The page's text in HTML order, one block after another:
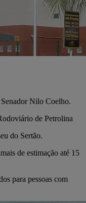
Nilo Coelho.
de Petrolina
do Sertão.
de estimação até 15
para pessoas com